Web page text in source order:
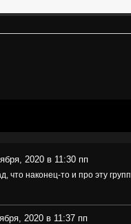
2020 в 11:30 пп
наконец-то и про эту
2020 в 11:37 пп